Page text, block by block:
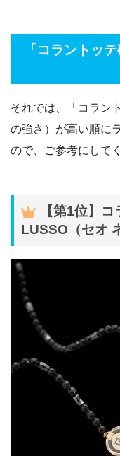
「コラントッ
それでは、「コラン
の強さ）が高い順に
ので、ご参考にして
【第1位】
LUSSO（セオ